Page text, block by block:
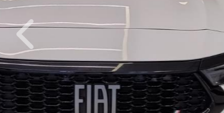
Previous